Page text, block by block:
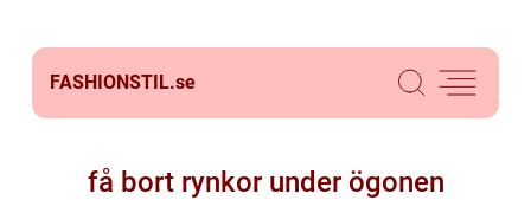
FASHIONSTIL.se
få bort rynkor under ögonen